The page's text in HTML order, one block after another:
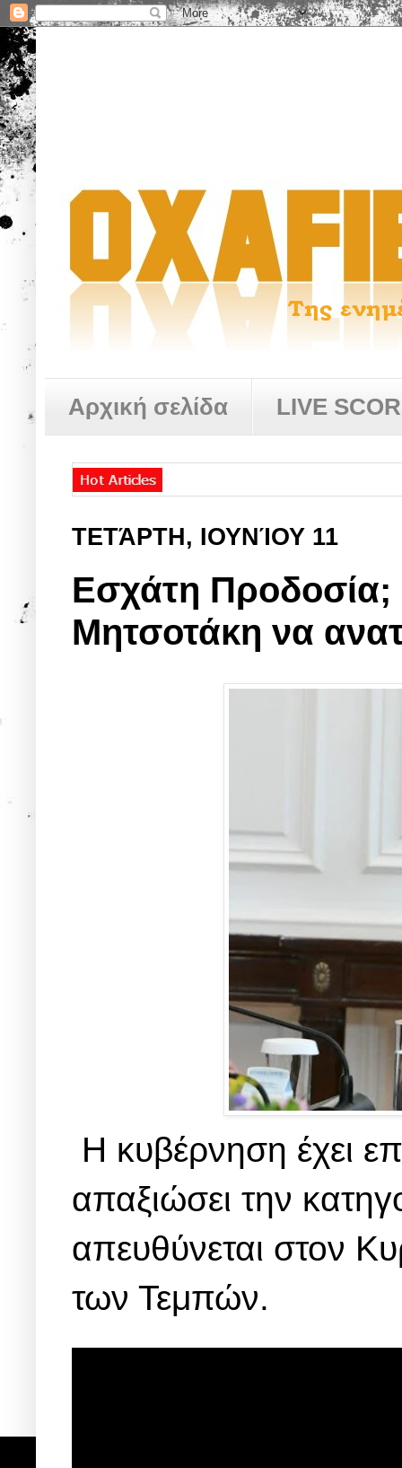
Αρχική σελίδα LIVE
ΤΕΤΆΡΤΗ, ΙΟΥΝΊΟΥ 11
Εσχάτη Προδοσία;
Μητσοτάκη να
Η κυβέρνηση έχει
απαξιώσει την
απευθύνεται στον
των Τεμπών.